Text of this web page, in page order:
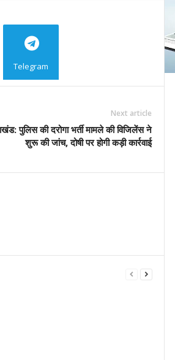
Telegram
Next article
पुलिस की दरोगा भर्ती मामले की विजिलेंस ने
शुरू की जांच, दोषी पर होगी कड़ी कार्रवाई